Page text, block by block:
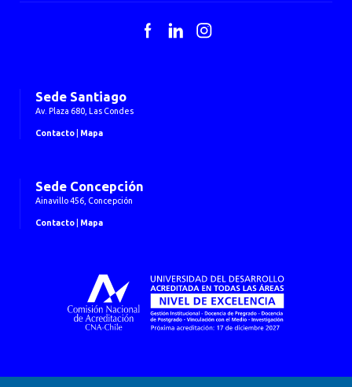
FacebookLinkedInInstagram
Sede Santiago
Av. Plaza 680, Las Condes
Contacto Mapa
Sede Concepción
Ainavillo 456, Concepción
Contacto Mapa